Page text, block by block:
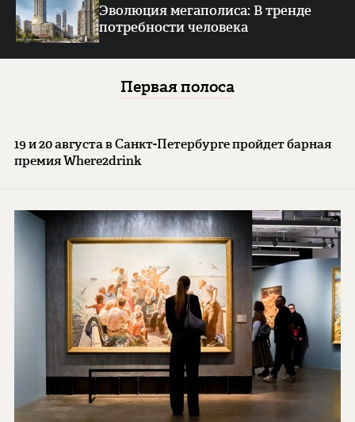
Эволюция мегаполиса: В тренде
потребности человека
Первая полоса
19 и 20 августа в Санкт-Петербурге пройдет барная
премия Where2drink